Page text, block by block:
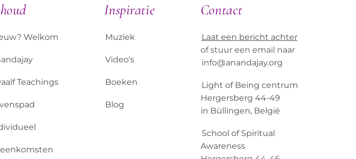
Contact
Laat een bericht achter
of stuur een email naar
info@anandajay.org
Light of Being centrum
Hergersberg 44-49
in Büllingen, België
School of Spiritual
Awareness
Inspiratie
Boeken
Muziek
Video's
Blog
Welkom
Teachings